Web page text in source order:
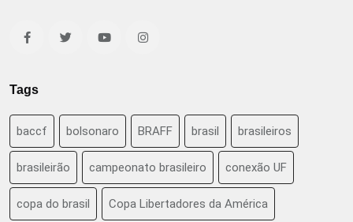
Tags
baccf bolsonaro BRAFF brasil brasileiros
brasileirão campeonato brasileiro conexão UF
copa do brasil Copa Libertadores da América